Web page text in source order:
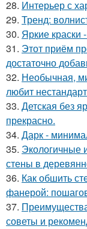
28. Интерьер с
29. Тренд:
30. Яркие краски
31. Этот приём
достаточно
32. Необычная,
любит
33. Детская без
прекрасно.
34. Дарк -
35. Экологичные
стены в
36. Как обшить
фанерой:
37.
советы и